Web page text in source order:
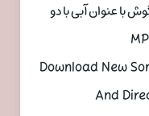
با عنوان آبی با دو
Download New
And